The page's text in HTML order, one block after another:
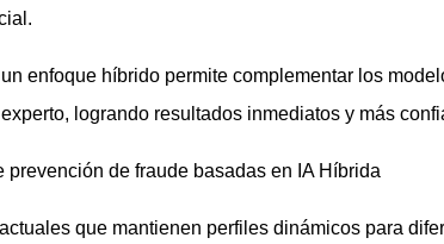
enfoque híbrido permite complementar los
logrando resultados inmediatos y más
prevención de fraude basadas en IA Híbrida
que mantienen perfiles dinámicos para